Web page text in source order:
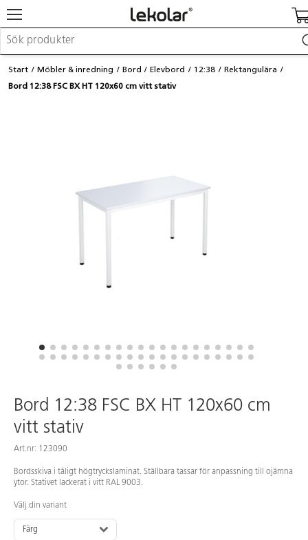
Möbler & inredning
Lekplatsutrustning & utemiljö
Logga in / Registrera dig
Start Möbler & inredning Bord Elevbord 12:38
Rektangulära
Bord 12:38 FSC BX HT 120x60 cm vitt stativ
Bord 12:38 FSC BX HT 120x60 cm
vitt stativ
Art.nr: 123090
Bordsskiva i tåligt högtryckslaminat. Ställbara tassar för anpassning till ojämna
ytor. Stativet lackerat i vitt RAL 9003.
Välj din variant
Färg